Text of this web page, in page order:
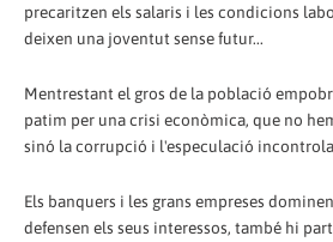
precaritzen els salaris i les condicions
deixen una joventut sense futur...
Mentrestant el gros de la població
patim per una crisi econòmica, que no
sinó la corrupció i l'especulació
Els banquers i les grans empreses
defensen els seus interessos, també hi